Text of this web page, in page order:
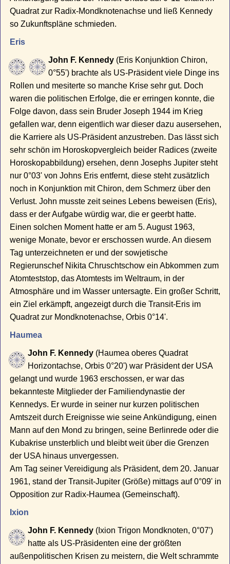
Quadrat zur Radix-Mondknotenachse und ließ Kennedy
so Zukunftspläne schmieden.
Eris
John F. Kennedy (Eris Konjunktion Chiron,
0°55') brachte als US-Präsident viele Dinge ins
Rollen und mesiterte so manche Krise sehr gut. Doch
waren die politischen Erfolge, die er erringen konnte, die
Folge davon, dass sein Bruder Joseph 1944 im Krieg
gefallen war, denn eigentlich war dieser dazu ausersehen,
die Karriere als US-Präsident anzustreben. Das lässt sich
sehr schön im Horoskopvergleich beider Radices (zweite
Horoskopabbildung) ersehen, denn Josephs Jupiter steht
nur 0°03' von Johns Eris entfernt, diese steht zusätzlich
noch in Konjunktion mit Chiron, dem Schmerz über den
Verlust. John musste zeit seines Lebens beweisen (Eris),
dass er der Aufgabe würdig war, die er geerbt hatte.
Einen solchen Moment hatte er am 5. August 1963,
wenige Monate, bevor er erschossen wurde. An diesem
Tag unterzeichneten er und der sowjetische
Regierunschef Nikita Chruschtschow ein Abkommen zum
Atomteststop, das Atomtests im Weltraum, in der
Atmosphäre und im Wasser untersagte. Ein großer Schritt,
ein Ziel erkämpft, angezeigt durch die Transit-Eris im
Quadrat zur Mondknotenachse, Orbis 0°14'.
Haumea
John F. Kennedy (Haumea oberes Quadrat
Horizontachse, Orbis 0°20') war Präsident der USA
gelangt und wurde 1963 erschossen, er war das
bekannteste Mitglieder der Familiendynastie der
Kennedys. Er wurde in seiner nur kurzen politischen
Amtszeit durch Ereignisse wie seine Ankündigung, einen
Mann auf den Mond zu bringen, seine Berlinrede oder die
Kubakrise unsterblich und bleibt weit über die Grenzen
der USA hinaus unvergessen.
Am Tag seiner Vereidigung als Präsident, dem 20. Januar
1961, stand der Transit-Jupiter (Größe) mittags auf 0°09' in
Opposition zur Radix-Haumea (Gemeinschaft).
Ixion
John F. Kennedy (Ixion Trigon Mondknoten, 0°07')
hatte als US-Präsidenten eine der größten
außenpolitischen Krisen zu meistern, die Welt schrammte